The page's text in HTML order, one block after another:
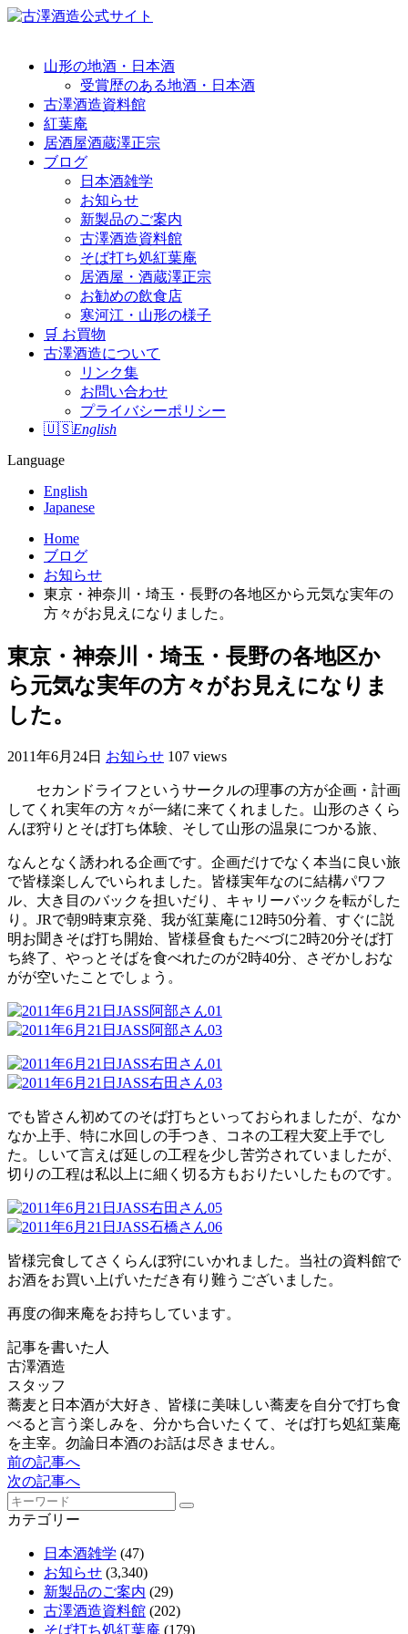
山形の地酒・日本酒
受賞歴のある地酒・日本酒
古澤酒造資料館
紅葉庵
居酒屋酒蔵澤正宗
ブログ
日本酒雑学
お知らせ
新製品のご案内
古澤酒造資料館
そば打ち処紅葉庵
居酒屋・酒蔵澤正宗
お勧めの飲食店
寒河江・山形の様子
🛒 お買物
古澤酒造について
リンク集
お問い合わせ
プライバシーポリシー
🇺🇸English
Language
English
Japanese
Home
ブログ
お知らせ
東京・神奈川・埼玉・長野の各地区から元気な実年の
方々がお見えになりました。
東京・神奈川・埼玉・長野の各地区か
ら元気な実年の方々がお見えになりま
した。
2011年6月24日 お知らせ 107 views
セカンドライフというサークルの理事の方が企画・計画
してくれ実年の方々が一緒に来てくれました。山形のさくら
んぼ狩りとそば打ち体験、そして山形の温泉につかる旅、
なんとなく誘われる企画です。企画だけでなく本当に良い旅
で皆様楽しんでいられました。皆様実年なのに結構パワフ
ル、大き目のバックを担いだり、キャリーバックを転がした
り。JRで朝9時東京発、我が紅葉庵に12時50分着、すぐに説
明お聞きそば打ち開始、皆様昼食もたべづに2時20分そば打
ち終了、やっとそばを食べれたのが2時40分、さぞかしおな
がが空いたことでしょう。
でも皆さん初めてのそば打ちといっておられましたが、なか
なか上手、特に水回しの手つき、コネの工程大変上手でし
た。しいて言えば延しの工程を少し苦労されていましたが、
切りの工程は私以上に細く切る方もおりたいしたものです。
皆様完食してさくらんぼ狩にいかれました。当社の資料館で
お酒をお買い上げいただき有り難うございました。
再度の御来庵をお持ちしています。
記事を書いた人
古澤酒造
スタッフ
蕎麦と日本酒が大好き、皆様に美味しい蕎麦を自分で打ち食
べると言う楽しみを、分かち合いたくて、そば打ち処紅葉庵
を主宰。勿論日本酒のお話は尽きません。
前の記事へ
次の記事へ
カテゴリー
日本酒雑学 (47)
お知らせ (3,340)
新製品のご案内 (29)
古澤酒造資料館 (202)
そば打ち処紅葉庵 (179)